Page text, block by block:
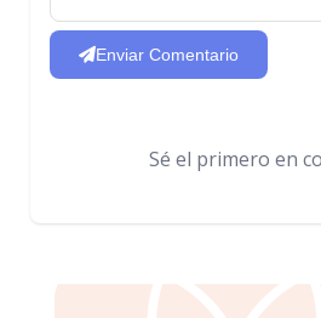
Enviar Comentario
Sé el primero en